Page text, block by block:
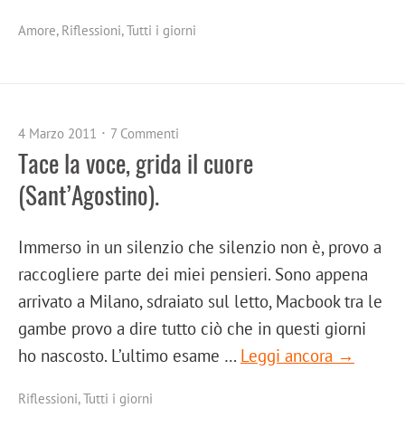
Amore, Riflessioni,Tutti i giorni
4 Marzo 2011 7 Commenti
Tace la voce, grida il cuore
(Sant’Agostino).
Immerso in un silenzio che silenzio non è, provo a
raccogliere parte dei miei pensieri. Sono appena
arrivato a Milano, sdraiato sul letto, Macbook tra le
gambe provo a dire tutto ciò che in questi giorni
ho nascosto. L’ultimo esame … Leggi ancora →
Riflessioni,Tutti i giorni